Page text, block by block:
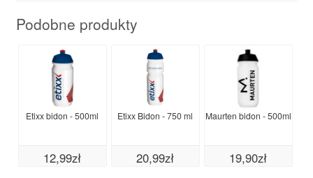
Podobne produkty
Etixx bidon - 500ml
12,99zł
Etixx Bidon - 750 ml
20,99zł
Maurten bidon - 500ml
19,90zł